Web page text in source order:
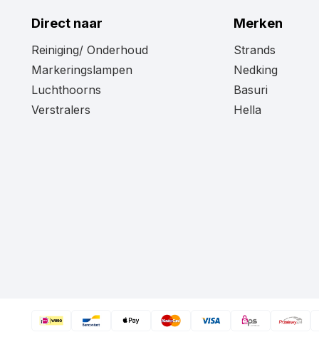
Direct naar
Reiniging/ Onderhoud
Markeringslampen
Luchthoorns
Verstralers
Merken
Strands
Nedking
Basuri
Hella